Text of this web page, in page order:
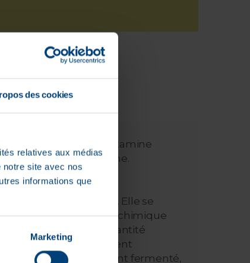
des cookies
relatives aux médias
site avec nos
informations que
Marketing
à digérer l’histamine
de l’histamine.
bon fonctionnement. Elle se
à la catégorie biochimique
qu’une petite quantité
On retrouve également
se sont altérés ou ont fermenté,